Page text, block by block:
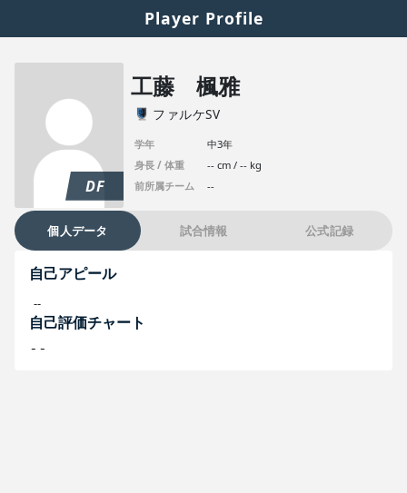
Player Profile
DF
工藤 楓雅
ファルケSV
学年
中3年
身長 / 体重
-- cm / -- kg
前所属チーム
--
個人データ 試合情報 公式記録
自己アピール
--
自己評価チャート
--